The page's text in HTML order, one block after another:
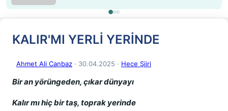
KALIR'MI YERLİ YERİNDE
Ahmet Ali Canbaz · 30.04.2025 · Hece Şiiri
Bir an yörüngeden, çıkar dünyayı
Kalır mı hiç bir taş, toprak yerinde